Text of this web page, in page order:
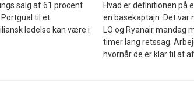
salg af 61 procent
til et
ledelse kan være i
Hvad er definitionen på
en basekaptajn. Det var
LO og Ryanair mandag
timer lang retssag.
hvornår de er klar til at